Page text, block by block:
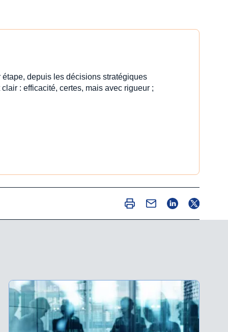
depuis les décisions stratégiques
: efficacité, certes, mais avec rigueur ;